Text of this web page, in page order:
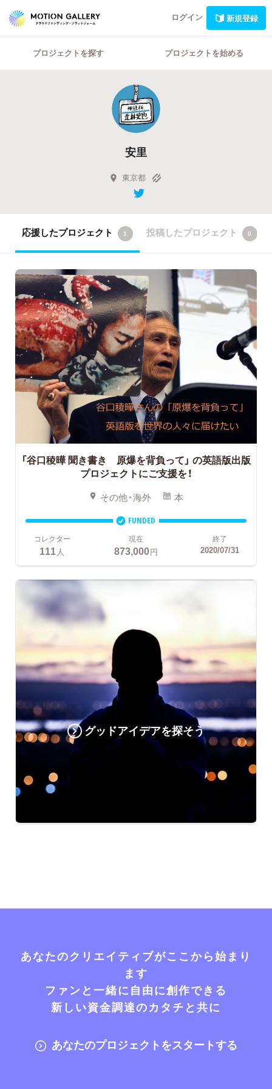
ログイン 新規登録
プロジェクトを探す プロジェクトを始める
安里
東京都
応援したプロジェクト 1 投稿したプロジェクト 0
「谷口稜曄 聞き書き 原爆を背負って」 の英語版出版
プロジェクトにご支援を！
その他・海外 本
FUNDED
コレクター
111 人
現在
873,000円
終了
2020/07/31
グッドアイデアを探そう
あなたのクリエイティブがここから始まり
ます
ファンと一緒に自由に創作できる
新しい資金調達のカタチと共に
あなたのプロジェクトをスタートする